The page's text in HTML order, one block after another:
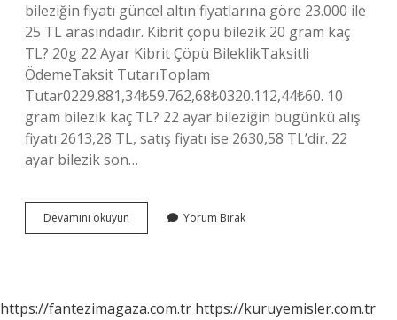
bileziğin fiyatı güncel altın fiyatlarına göre 23.000 ile
25 TL arasındadır. Kibrit çöpü bilezik 20 gram kaç
TL? 20g 22 Ayar Kibrit Çöpü BileklikTaksitli
ÖdemeTaksit TutarıToplam
Tutar0229.881,34₺59.762,68₺0320.112,44₺60. 10
gram bilezik kaç TL? 22 ayar bileziğin bugünkü alış
fiyatı 2613,28 TL, satış fiyatı ise 2630,58 TL’dir. 22
ayar bilezik son…
Devamını okuyun
Çöpü
Yorum Bırak
https://fantezimagaza.com.tr https://kuruyemisler.com.tr